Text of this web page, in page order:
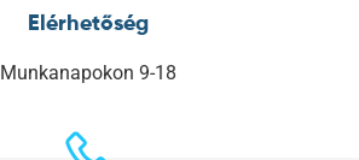
Elérhetőség
Munkanapokon 9-18